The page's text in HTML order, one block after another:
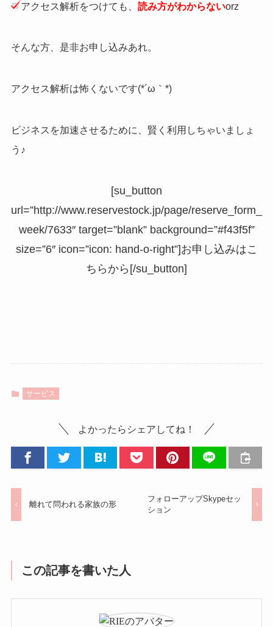
アクセス解析をつけても、 読み方がわからないorz
そんな方、是非お申し込みあれ。
アクセス解析は怖くないです(*´ω｀*)
ビジネスを加速させるために、賢く利用しちゃいましょ
う♪
[su_button
url=”http://www.reservestock.jp/page/reserve_form_
week/7633″ target=”blank” background=”#f43f5f”
size=”6″ icon=”icon: hand-o-right”]お申し込みはこ
ちらから[/su_button]
サービス
よかったらシェアしてね！
離れて問われる家族の形
フォローアップSkypeセッ
ション
この記事を書いた人